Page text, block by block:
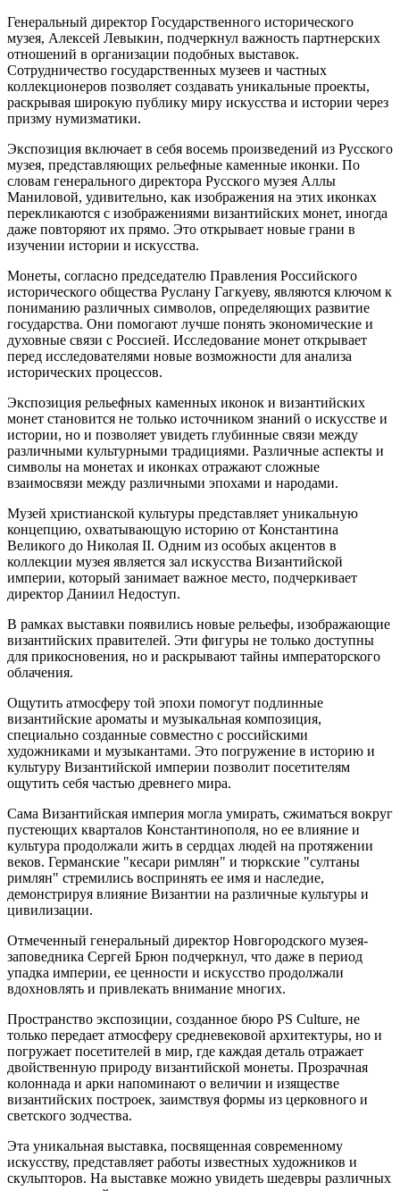
Генеральный директор Государственного исторического
музея, Алексей Левыкин, подчеркнул важность партнерских
отношений в организации подобных выставок.
Сотрудничество государственных музеев и частных
коллекционеров позволяет создавать уникальные проекты,
раскрывая широкую публику миру искусства и истории через
призму нумизматики.
Экспозиция включает в себя восемь произведений из Русского
музея, представляющих рельефные каменные иконки. По
словам генерального директора Русского музея Аллы
Маниловой, удивительно, как изображения на этих иконках
перекликаются с изображениями византийских монет, иногда
даже повторяют их прямо. Это открывает новые грани в
изучении истории и искусства.
Монеты, согласно председателю Правления Российского
исторического общества Руслану Гагкуеву, являются ключом к
пониманию различных символов, определяющих развитие
государства. Они помогают лучше понять экономические и
духовные связи с Россией. Исследование монет открывает
перед исследователями новые возможности для анализа
исторических процессов.
Экспозиция рельефных каменных иконок и византийских
монет становится не только источником знаний о искусстве и
истории, но и позволяет увидеть глубинные связи между
различными культурными традициями. Различные аспекты и
символы на монетах и иконках отражают сложные
взаимосвязи между различными эпохами и народами.
Музей христианской культуры представляет уникальную
концепцию, охватывающую историю от Константина
Великого до Николая II. Одним из особых акцентов в
коллекции музея является зал искусства Византийской
империи, который занимает важное место, подчеркивает
директор Даниил Недоступ.
В рамках выставки появились новые рельефы, изображающие
византийских правителей. Эти фигуры не только доступны
для прикосновения, но и раскрывают тайны императорского
облачения.
Ощутить атмосферу той эпохи помогут подлинные
византийские ароматы и музыкальная композиция,
специально созданные совместно с российскими
художниками и музыкантами. Это погружение в историю и
культуру Византийской империи позволит посетителям
ощутить себя частью древнего мира.
Сама Византийская империя могла умирать, сжиматься вокруг
пустеющих кварталов Константинополя, но ее влияние и
культура продолжали жить в сердцах людей на протяжении
веков. Германские "кесари римлян" и тюркские "султаны
римлян" стремились воспринять ее имя и наследие,
демонстрируя влияние Византии на различные культуры и
цивилизации.
Отмеченный генеральный директор Новгородского музея-
заповедника Сергей Брюн подчеркнул, что даже в период
упадка империи, ее ценности и искусство продолжали
вдохновлять и привлекать внимание многих.
Пространство экспозиции, созданное бюро PS Culture, не
только передает атмосферу средневековой архитектуры, но и
погружает посетителей в мир, где каждая деталь отражает
двойственную природу византийской монеты. Прозрачная
колоннада и арки напоминают о величии и изяществе
византийских построек, заимствуя формы из церковного и
светского зодчества.
Эта уникальная выставка, посвященная современному
искусству, представляет работы известных художников и
скульпторов. На выставке можно увидеть шедевры различных